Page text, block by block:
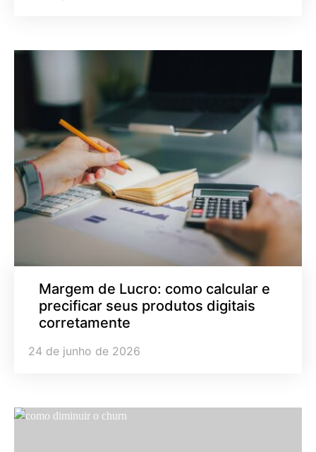
Margem de Lucro: como calcular e
precificar seus produtos digitais
corretamente
24 de junho de 2026